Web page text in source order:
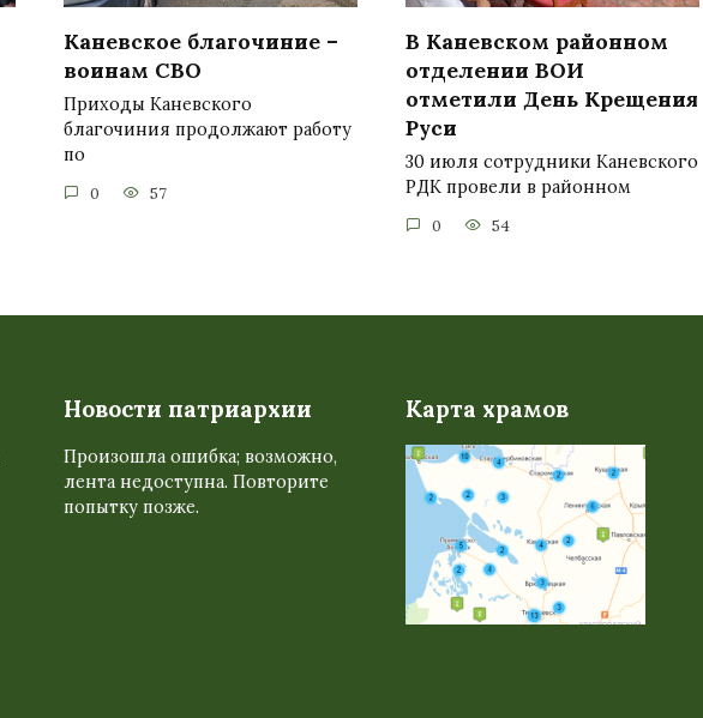
Каневское благочиние –
воинам СВО
Приходы Каневского
благочиния продолжают работу
по
0 57
В Каневском районном
отделении ВОИ
отметили День Крещения
Руси
30 июля сотрудники Каневского
РДК провели в районном
0 54
Новости патриархии
Произошла ошибка; возможно,
лента недоступна. Повторите
попытку позже.
Карта храмов